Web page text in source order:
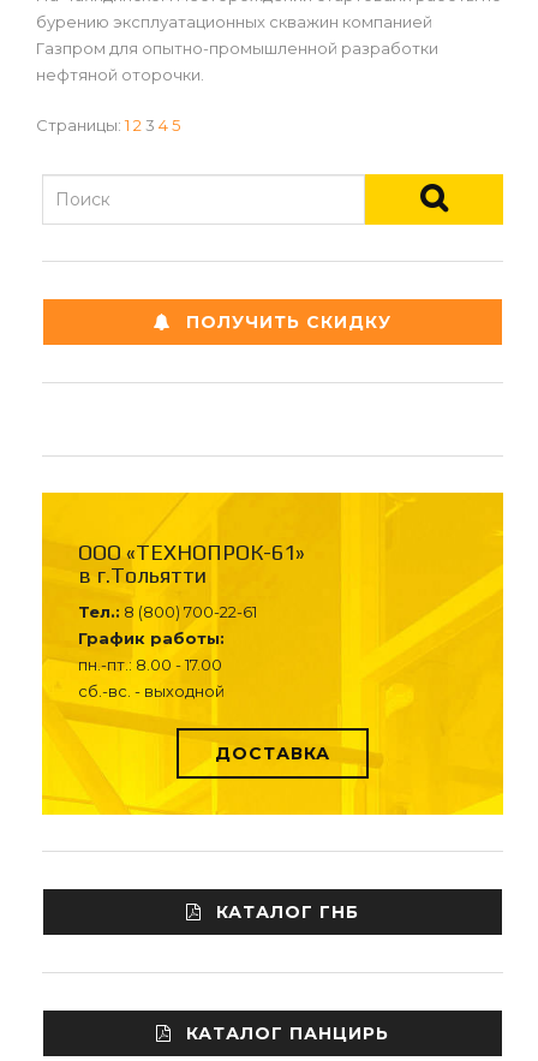
бурению эксплуатационных скважин компанией
Газпром для опытно-промышленной разработки
нефтяной оторочки.
Страницы: 1 2 3 45
ПОЛУЧИТЬ СКИДКУ
ООО «ТЕХНОПРОК-61»
в г.Тольятти
Тел.: 8 (800) 700-22-61
График работы:
пн.-пт.: 8.00 - 17.00
сб.-вс. - выходной
ДОСТАВКА
КАТАЛОГ ГНБ
КАТАЛОГ ПАНЦИРЬ